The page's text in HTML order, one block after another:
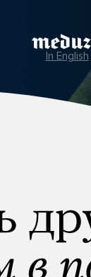
In English